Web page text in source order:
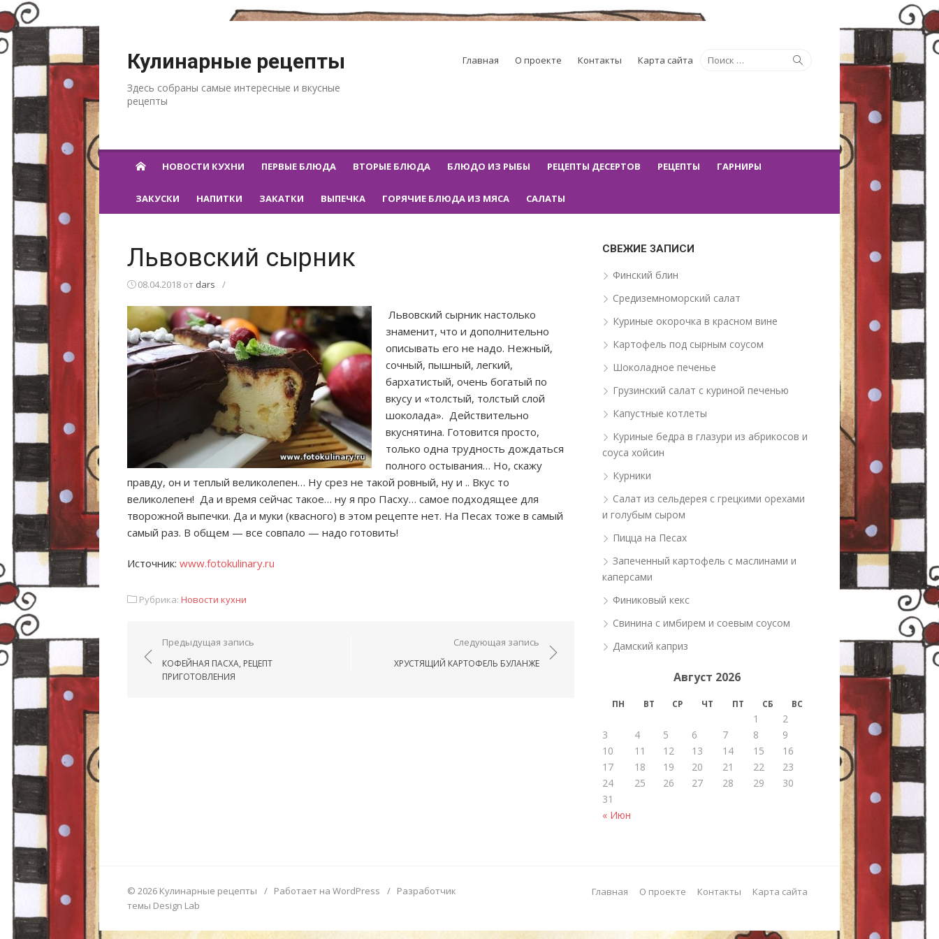
Кулинарные рецепты
Здесь собраны самые интересные и вкусные
рецепты
Искать:
Главная О проекте Контакты Карта сайта
НОВОСТИ КУХНИ ПЕРВЫЕ БЛЮДА ВТОРЫЕ БЛЮДА БЛЮДО ИЗ РЫБЫ РЕЦЕПТЫ ДЕСЕРТОВ РЕЦЕПТЫ ГАРНИРЫ
ЗАКУСКИ НАПИТКИ ЗАКАТКИ ВЫПЕЧКА ГОРЯЧИЕ БЛЮДА ИЗ МЯСА САЛАТЫ
Львовский сырник
08.04.2018 от dars /
Львовский сырник настолько
знаменит, что и дополнительно
описывать его не надо. Нежный,
сочный, пышный, легкий,
бархатистый, очень богатый по
вкусу и «толстый, толстый слой
шоколада». Действительно
вкуснятина. Готовится просто,
только одна трудность дождаться
полного остывания… Но, скажу
правду, он и теплый великолепен… Ну срез не такой ровный, ну и .. Вкус то
великолепен! Да и время сейчас такое… ну я про Пасху… самое подходящее для
творожной выпечки. Да и муки (квасного) в этом рецепте нет. На Песах тоже в самый
самый раз. В общем — все совпало — надо готовить!
Источник: www.fotokulinary.ru
Рубрика: Новости кухни
Навигация по записям
Предыдущая запись
КОФЕЙНАЯ ПАСХА, РЕЦЕПТ
ПРИГОТОВЛЕНИЯ
Следующая запись
ХРУСТЯЩИЙ КАРТОФЕЛЬ БУЛАНЖЕ
СВЕЖИЕ ЗАПИСИ
Финский блин
Средиземноморский салат
Куриные окорочка в красном вине
Картофель под сырным соусом
Шоколадное печенье
Грузинский салат с куриной печенью
Капустные котлеты
Куриные бедра в глазури из абрикосов и
соуса хойсин
Курники
Салат из сельдерея с грецкими орехами
и голубым сыром
Пицца на Песах
Запеченный картофель с маслинами и
каперсами
Финиковый кекс
Свинина с имбирем и соевым соусом
Дамский каприз
Август 2026
ПН ВТ СР ЧТ ПТ СБ ВС
« Июн
1
2
3
4 5 6 7 8
9
10
11 12 13 14 15
16
17
18 19 20 21 22
23
24
25 26 27 28 29
30
31
© 2026 Кулинарные рецепты / Работает на WordPress / Разработчик
темы Design Lab
Главная О проекте Контакты Карта сайта